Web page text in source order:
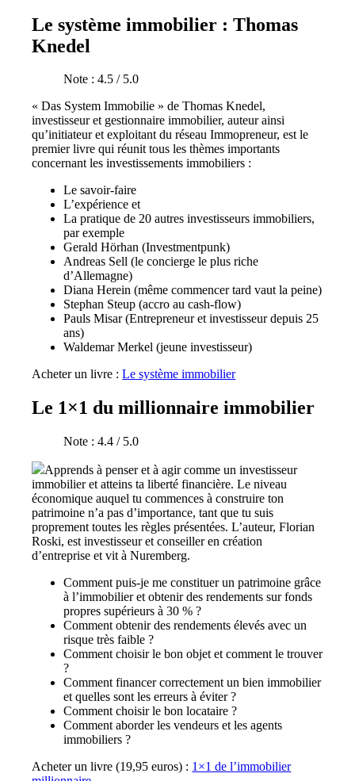
Le système immobilier : Thomas
Knedel
Note : 4.5 / 5.0
« Das System Immobilie » de Thomas Knedel,
investisseur et gestionnaire immobilier, auteur ainsi
qu’initiateur et exploitant du réseau Immopreneur, est le
premier livre qui réunit tous les thèmes importants
concernant les investissements immobiliers :
Le savoir-faire
L’expérience et
La pratique de 20 autres investisseurs immobiliers,
par exemple
Gerald Hörhan (Investmentpunk)
Andreas Sell (le concierge le plus riche
d’Allemagne)
Diana Herein (même commencer tard vaut la peine)
Stephan Steup (accro au cash-flow)
Pauls Misar (Entrepreneur et investisseur depuis 25
ans)
Waldemar Merkel (jeune investisseur)
Acheter un livre :Le système immobilier
Le 1×1 du millionnaire immobilier
Note : 4.4 / 5.0
Apprends à penser et à agir comme un investisseur
immobilier et atteins ta liberté financière. Le niveau
économique auquel tu commences à construire ton
patrimoine n’a pas d’importance, tant que tu suis
proprement toutes les règles présentées. L’auteur, Florian
Roski, est investisseur et conseiller en création
d’entreprise et vit à Nuremberg.
Comment puis-je me constituer un patrimoine grâce
à l’immobilier et obtenir des rendements sur fonds
propres supérieurs à 30 % ?
Comment obtenir des rendements élevés avec un
risque très faible ?
Comment choisir le bon objet et comment le trouver
?
Comment financer correctement un bien immobilier
et quelles sont les erreurs à éviter ?
Comment choisir le bon locataire ?
Comment aborder les vendeurs et les agents
immobiliers ?
Acheter un livre (19,95 euros) : 1×1 de l’immobilier